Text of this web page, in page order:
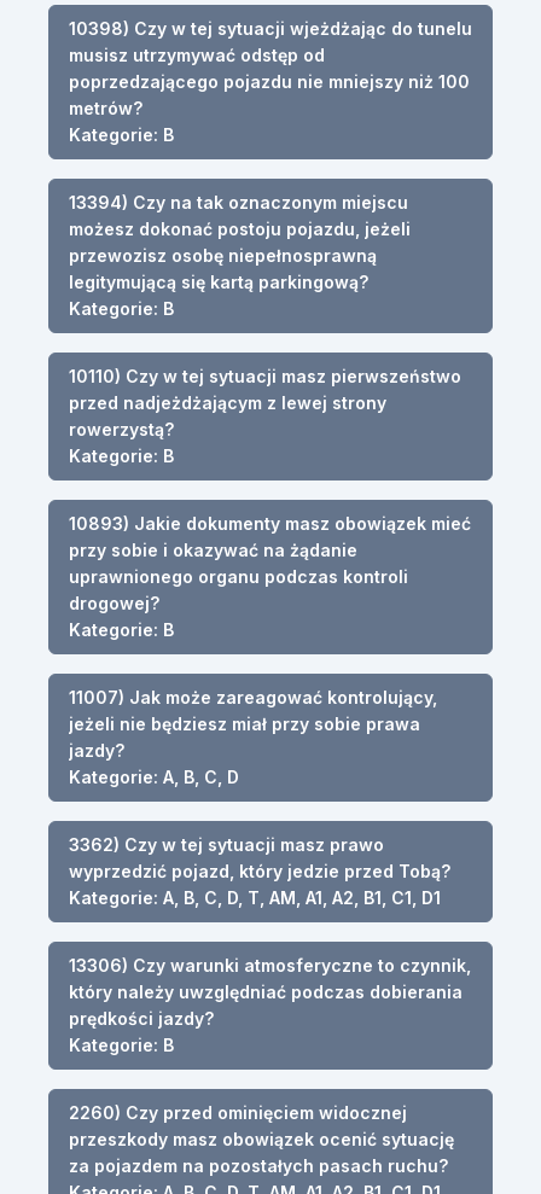
10398) Czy w tej sytuacji wjeżdżając do tunelu
musisz utrzymywać odstęp od
poprzedzającego pojazdu nie mniejszy niż 100
metrów?
Kategorie: B
13394) Czy na tak oznaczonym miejscu
możesz dokonać postoju pojazdu, jeżeli
przewozisz osobę niepełnosprawną
legitymującą się kartą parkingową?
Kategorie: B
10110) Czy w tej sytuacji masz pierwszeństwo
przed nadjeżdżającym z lewej strony
rowerzystą?
Kategorie: B
10893) Jakie dokumenty masz obowiązek mieć
przy sobie i okazywać na żądanie
uprawnionego organu podczas kontroli
drogowej?
Kategorie: B
11007) Jak może zareagować kontrolujący,
jeżeli nie będziesz miał przy sobie prawa
jazdy?
Kategorie: A, B, C, D
3362) Czy w tej sytuacji masz prawo
wyprzedzić pojazd, który jedzie przed Tobą?
Kategorie: A, B, C, D, T, AM, A1, A2, B1, C1, D1
13306) Czy warunki atmosferyczne to czynnik,
który należy uwzględniać podczas dobierania
prędkości jazdy?
Kategorie: B
2260) Czy przed ominięciem widocznej
przeszkody masz obowiązek ocenić sytuację
za pojazdem na pozostałych pasach ruchu?